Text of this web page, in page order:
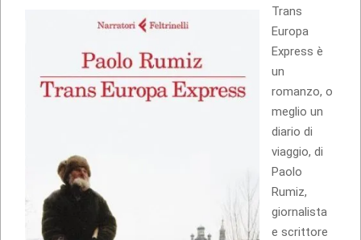
Trans
Europa
Express è
un
romanzo, o
meglio un
diario di
viaggio, di
Paolo
Rumiz,
giornalista
e scrittore